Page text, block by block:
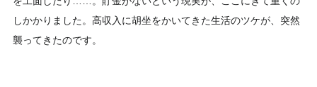
しかかりました。高収入に胡坐をかいてきた生活のツケが、突然
襲ってきたのです。